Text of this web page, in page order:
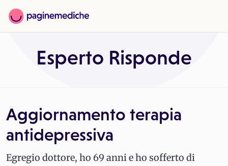
Esperto Risponde
Aggiornamento terapia
antidepressiva
Egregio dottore, ho 69 anni e ho sofferto di